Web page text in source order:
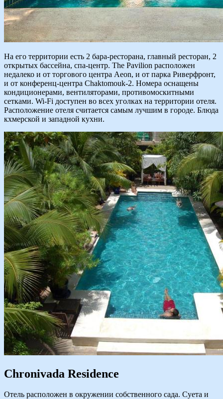
На его территории есть 2 бара-ресторана, главный ресторан, 2
открытых бассейна, спа-центр. The Pavilion расположен
недалеко и от торгового центра Aeon, и от парка Риверфронт,
и от конференц-центра Chaktomouk-2. Номера оснащены
кондиционерами, вентиляторами, противомоскитными
сетками. Wi-Fi доступен во всех уголках на территории отеля.
Расположение отеля считается самым лучшим в городе. Блюда
кхмерской и западной кухни.
Chronivada Residence
Отель расположен в окружении собственного сада. Суета и